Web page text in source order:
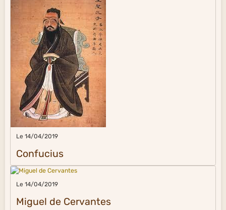
Le 14/04/2019
Confucius
Le 14/04/2019
Miguel de Cervantes